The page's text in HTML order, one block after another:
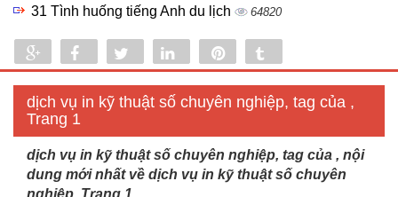
31 Tình huống tiếng Anh du lịch 64820
Share Share Tweet Share
dịch vụ in kỹ thuật số chuyên nghiệp, tag của ,
Trang 1
dịch vụ in kỹ thuật số chuyên nghiệp, tag của , nội
dung mới nhất về dịch vụ in kỹ thuật số chuyên
nghiệp, Trang 1